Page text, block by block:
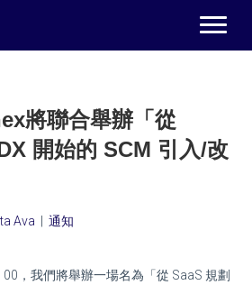
將聯合舉辦「從
開始的 SCM 引入/改
Ava 通知
，我們將舉辦一場名為「從 SaaS 規劃